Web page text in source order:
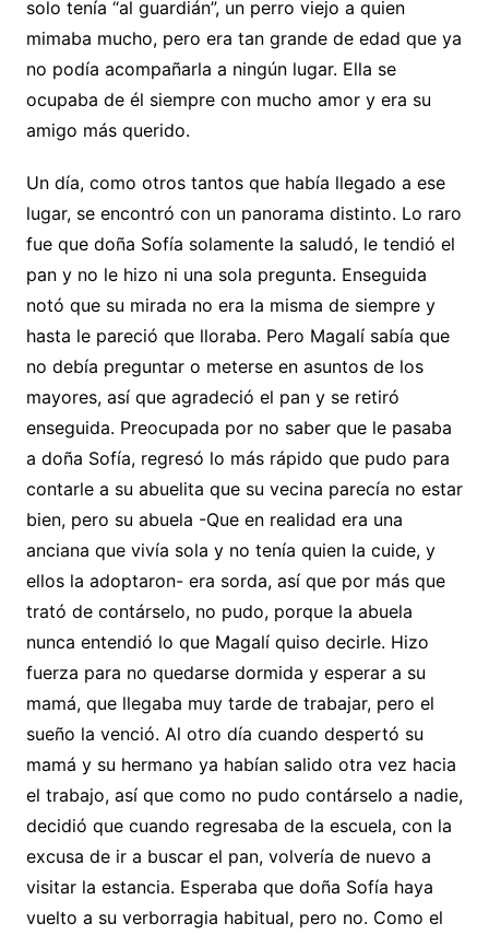
solo tenía “al guardián”, un perro viejo a quien
mimaba mucho, pero era tan grande de edad que ya
no podía acompañarla a ningún lugar. Ella se
ocupaba de él siempre con mucho amor y era su
amigo más querido.
Un día, como otros tantos que había llegado a ese
lugar, se encontró con un panorama distinto. Lo raro
fue que doña Sofía solamente la saludó, le tendió el
pan y no le hizo ni una sola pregunta. Enseguida
notó que su mirada no era la misma de siempre y
hasta le pareció que lloraba. Pero Magalí sabía que
no debía preguntar o meterse en asuntos de los
mayores, así que agradeció el pan y se retiró
enseguida. Preocupada por no saber que le pasaba
a doña Sofía, regresó lo más rápido que pudo para
contarle a su abuelita que su vecina parecía no estar
bien, pero su abuela -Que en realidad era una
anciana que vivía sola y no tenía quien la cuide, y
ellos la adoptaron- era sorda, así que por más que
trató de contárselo, no pudo, porque la abuela
nunca entendió lo que Magalí quiso decirle. Hizo
fuerza para no quedarse dormida y esperar a su
mamá, que llegaba muy tarde de trabajar, pero el
sueño la venció. Al otro día cuando despertó su
mamá y su hermano ya habían salido otra vez hacia
el trabajo, así que como no pudo contárselo a nadie,
decidió que cuando regresaba de la escuela, con la
excusa de ir a buscar el pan, volvería de nuevo a
visitar la estancia. Esperaba que doña Sofía haya
vuelto a su verborragia habitual, pero no. Como el